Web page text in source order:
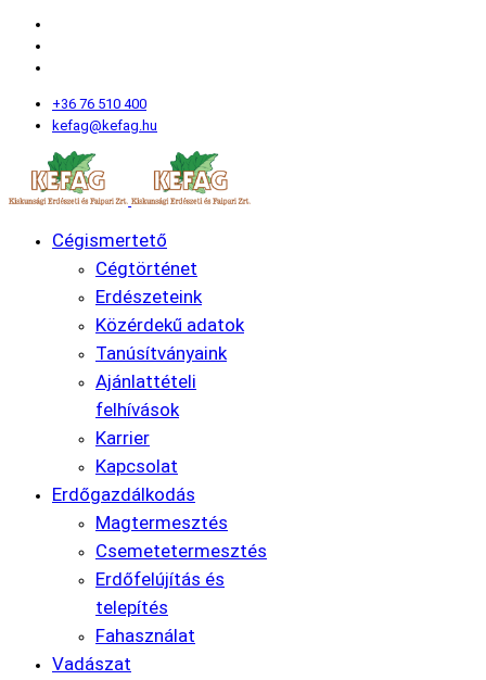
+36 76 510 400
kefag@kefag.hu
Cégismertető
Cégtörténet
Erdészeteink
Közérdekű adatok
Tanúsítványaink
Ajánlattételi
felhívások
Karrier
Kapcsolat
Erdőgazdálkodás
Magtermesztés
Csemetetermesztés
Erdőfelújítás és
telepítés
Fahasználat
Vadászat